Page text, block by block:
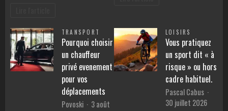
TRANSPORT
Pourquoi choisir
un chauffeur
privé evenement
pour vos
déplacements
Povoski
3 août
LOISIRS
Vous pratiquez
un sport dit « à
risque » ou hors
cadre habituel.
Pascal Cabus
30 juillet 2026